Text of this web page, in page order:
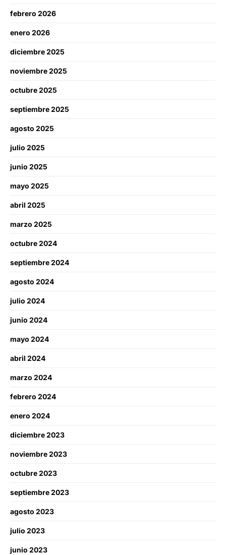
febrero 2026
enero 2026
diciembre 2025
noviembre 2025
octubre 2025
septiembre 2025
agosto 2025
julio 2025
junio 2025
mayo 2025
abril 2025
marzo 2025
octubre 2024
septiembre 2024
agosto 2024
julio 2024
junio 2024
mayo 2024
abril 2024
marzo 2024
febrero 2024
enero 2024
diciembre 2023
noviembre 2023
octubre 2023
septiembre 2023
agosto 2023
julio 2023
junio 2023